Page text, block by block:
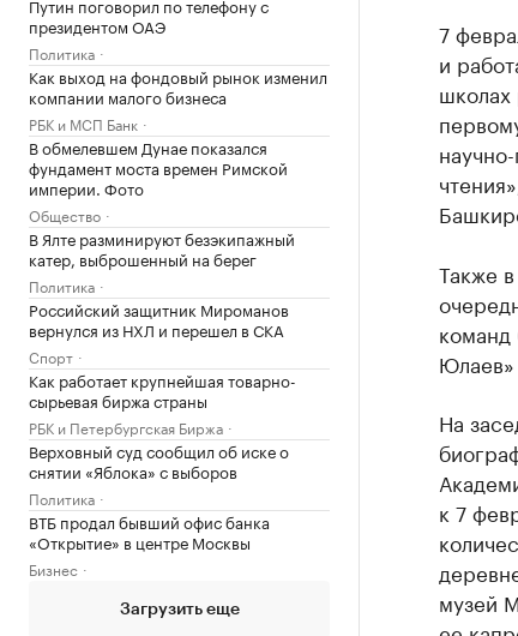
президентом ОАЭ
Политика
Как выход на фондовый рынок изменил
компании малого бизнеса
РБК и МСП Банк
В обмелевшем Дунае показался
фундамент моста времен Римской
империи. Фото
Общество
В Ялте разминируют безэкипажный
катер, выброшенный на берег
Политика
Российский защитник Мироманов
вернулся из НХЛ и перешел в СКА
Спорт
Как работает крупнейшая товарно-
сырьевая биржа страны
РБК и Петербургская Биржа
Верховный суд сообщил об иске о
снятии «Яблока» с выборов
Политика
ВТБ продал бывший офис банка
«Открытие» в центре Москвы
Бизнес
Загрузить еще
7
и
школах
Также
команд
Юлаев»
На
к 7
музей